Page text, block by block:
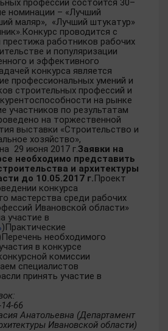
профессий состоится 30–
номинации – «Лучший
маляр», «Лучший штукатур»
проводится с
работников рабочих
и популяризации
и эффективного
конкурса является
профессиональных умений и
строительных профессий и
на рынке
участников по результатам
на торжественной
выставки «Строительство и
хозяйство»,
29 июня 2017 г.Заявки на
необходимо представить
и архитектуры
до 10.05.2017 г.Проект
конкурса
мастерства среди рабочих
Ивановской области»
участие в
)Практические
необходимого
в конкурсе
комиссии
специалистов
принять участие в
66
Анатольевна (Департамент
Ивановской области)